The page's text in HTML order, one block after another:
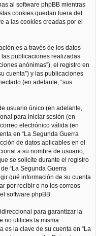
al software phpBB mientras
cookies quedan fuera del
a las cookies creadas por el
es a través de los datos
publicaciones realizadas
anónimas”), el registro en
cuenta”) y las publicaciones
(en adelante, “sus
usuario único (en adelante,
para iniciar sesión (en
electrónico válida (en
en “La Segunda Guerra
de datos aplicables en el
a su nombre de usuario,
se solicite durante el registro
“La Segunda Guerra
qué información de su cuenta
por recibir o no los correos
software phpBB.
para garantizar la
no utilices la misma
es la clave de su cuenta en “La